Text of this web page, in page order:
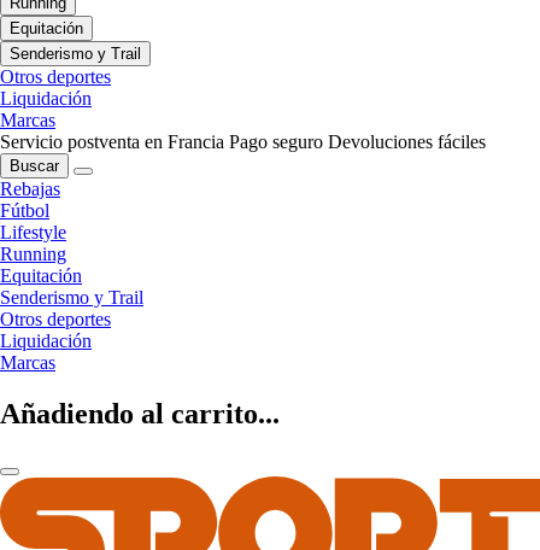
Equitación
Senderismo y Trail
Otros deportes
Liquidación
Marcas
Servicio postventa en Francia Pago seguro Devoluciones fáciles
Buscar
Rebajas
Fútbol
Lifestyle
Running
Equitación
Senderismo y Trail
Otros deportes
Liquidación
Marcas
Añadiendo al carrito...